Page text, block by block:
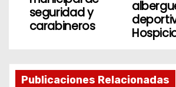
a
seguridad y
carabineros
Publicaciones Relacionadas